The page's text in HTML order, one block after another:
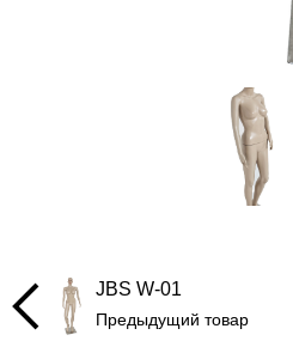
JBS W-01
Предыдущий товар